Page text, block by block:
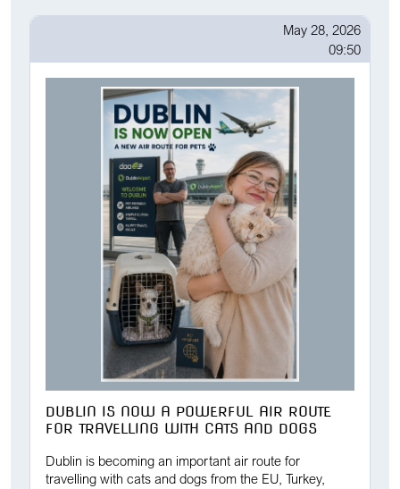
May 28, 2026
09:50
DUBLIN IS NOW A POWERFUL AIR ROUTE
FOR TRAVELLING WITH CATS AND DOGS
Dublin is becoming an important air route for
travelling with cats and dogs from the EU, Turkey,